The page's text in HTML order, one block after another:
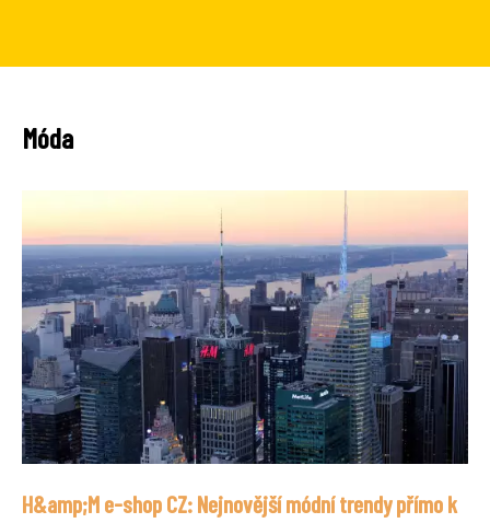
Móda
H&amp;M e-shop CZ: Nejnovější módní trendy přímo k